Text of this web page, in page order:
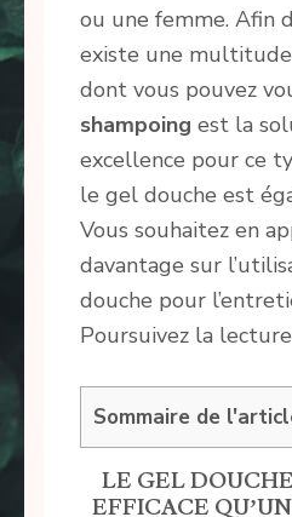
ou une femme. Afin
existe une
dont vous pouvez
shampoing est la
excellence pour ce
le gel douche est
Vous souhaitez en
davantage sur
douche pour
Poursuivez la
Sommaire de
LE GEL
EFFICACE